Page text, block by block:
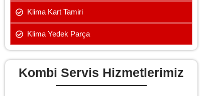
Klima Kart Tamiri
Klima Yedek Parça
Kombi Servis Hizmetlerimiz